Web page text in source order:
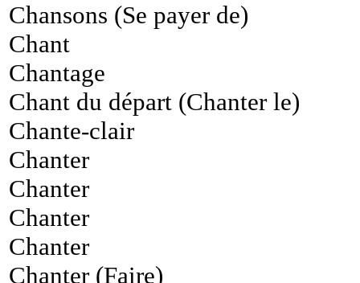
Chansons (Se payer de)
Chant
Chantage
Chant du départ (Chanter le)
Chante-clair
Chanter
Chanter
Chanter
Chanter
Chanter (Faire)